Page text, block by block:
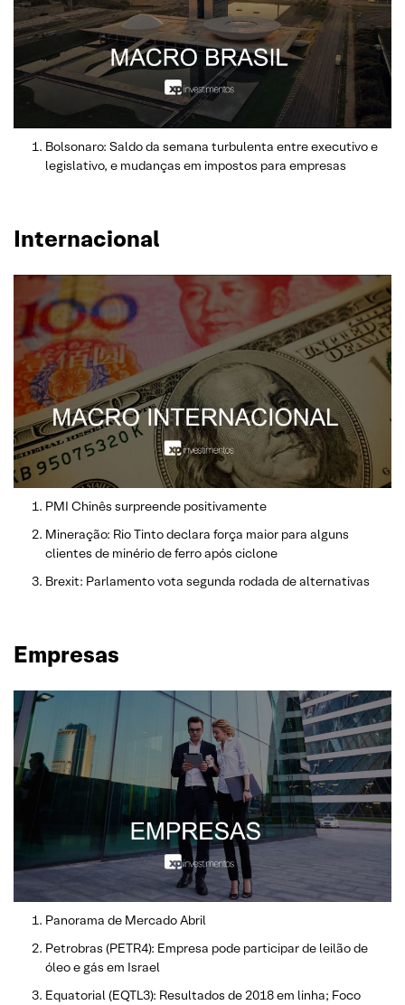
Bolsonaro: Saldo da semana turbulenta entre executivo e
legislativo, e mudanças em impostos para empresas
Internacional
PMI Chinês surpreende positivamente
Mineração: Rio Tinto declara força maior para alguns
clientes de minério de ferro após ciclone
Brexit: Parlamento vota segunda rodada de alternativas
Empresas
Panorama de Mercado Abril
Petrobras (PETR4): Empresa pode participar de leilão de
óleo e gás em Israel
Equatorial (EQTL3): Resultados de 2018 em linha; Foco